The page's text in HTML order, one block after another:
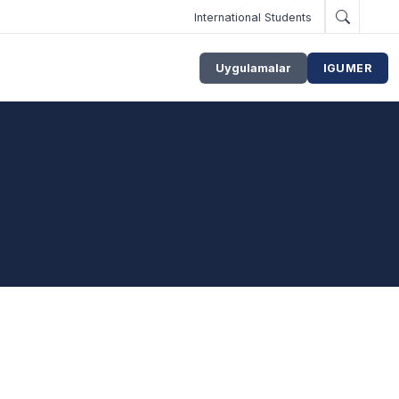
International Students
Uygulamalar IGUMER